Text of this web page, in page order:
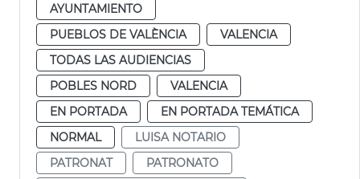
AYUNTAMIENTO
PUEBLOS DE VALÈNCIA
VALENCIA
TODAS LAS AUDIENCIAS
POBLES NORD
VALENCIA
EN PORTADA
EN PORTADA TEMÁTICA
NORMAL
LUISA NOTARIO
PATRONAT
PATRONATO